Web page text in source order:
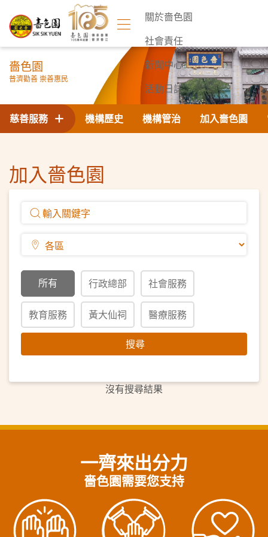
關於嗇色園
社會責任
新聞中心
活動日誌
聯絡我們
嗇色園
普濟勸善 崇善惠民
機構歷史 機構管治 加入嗇色園
慈善服務
加入嗇色園
所有 行政總部 社會服務
教育服務 黃大仙祠 醫療服務
搜尋
沒有搜尋結果
一齊來出分力
嗇色園需要您支持